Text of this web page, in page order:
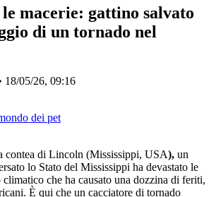
macerie: gattino salvato
di un tornado nel
18/05/26, 09:16
dei pet
contea di Lincoln (Mississippi, USA), un
lo Stato del Mississippi ha devastato le
che ha causato una dozzina di feriti,
È qui che un cacciatore di tornado